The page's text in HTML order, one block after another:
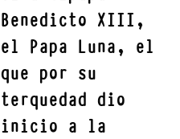
Benedicto XIII ,
el Papa Luna, el
que por su
terquedad dio
inicio a la